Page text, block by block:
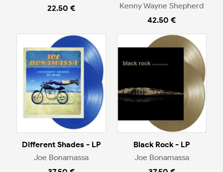
22.50 €
Kenny Wayne Shepherd
42.50 €
Different Shades - LP
Joe Bonamassa
Black Rock - LP
Joe Bonamassa